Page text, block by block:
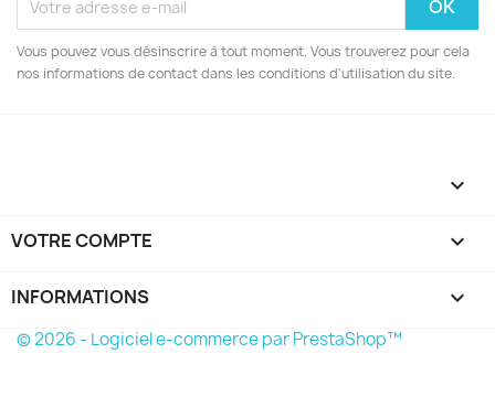
Vous pouvez vous désinscrire à tout moment. Vous trouverez pour cela
nos informations de contact dans les conditions d'utilisation du site.

VOTRE COMPTE 
INFORMATIONS keyboard_arrow_down
© 2026 - Logiciel e-commerce par PrestaShop™